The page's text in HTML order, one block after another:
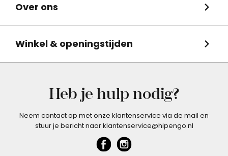
Over ons
Winkel & openingstijden
Heb je hulp nodig?
Neem contact op met onze klantenservice via de mail en
stuur je bericht naar klantenservice@hipengo.nl